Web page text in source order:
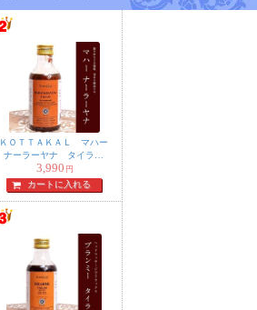
ＫＯＴＴＡＫＡＬ マハー
ナーラーヤナ タイラム
[MAHANARAYANA
TAILAM 200ML]
3,990 円
カートに入れる